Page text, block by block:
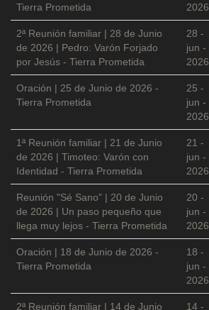
Tierra Prometida
2026
2ª Reunión familiar | 28 de Junio
de 2026 | Pedro: Varón Forjado
por Jesús - Tierra Prometida
28 -
jun -
2026
Oración | 25 de Junio de 2026 -
Tierra Prometida
25 -
jun -
2026
1ª Reunión familiar | 21 de Junio
de 2026 | Timoteo: Varón con
Identidad - Tierra Prometida
21 -
jun -
2026
Reunión "Sé Sano" | 20 de Junio
de 2026 | Un paso pequeño que
llega muy lejos - Tierra Prometida
20 -
jun -
2026
Oración | 18 de Junio de 2026 -
Tierra Prometida
18 -
jun -
2026
2ª Reunión familiar | 14 de Junio
14 -